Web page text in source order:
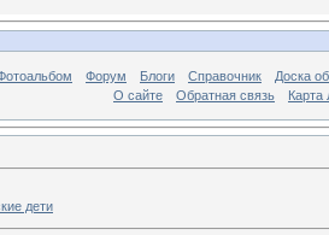
Форум Блоги Справочник
Доска
О сайте
Обратная связь Карта
дети